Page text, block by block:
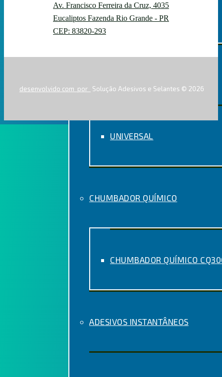
ESPUMAS EXPANSIVAS
UNIVERSAL
CHUMBADOR QUÍMICO
CHUMBADOR QUÍMICO
ADESIVOS INSTANTÂNEOS
Av. Francisco Ferreira da Cruz, 4035
Eucaliptos Fazenda Rio Grande - PR
CEP: 83820-293
desenvolvido com por Solução Adesivos e Selantes © 2026